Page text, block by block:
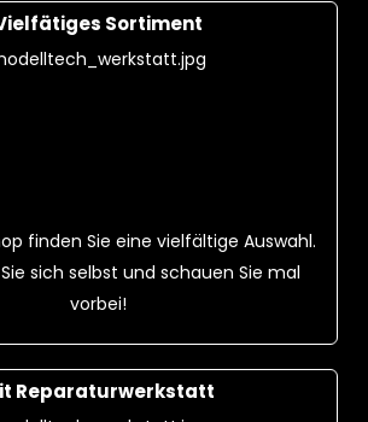
Sortiment
finden Sie eine vielfältige Auswahl.
sich selbst und schauen Sie mal
vorbei!
Reparaturwerkstatt